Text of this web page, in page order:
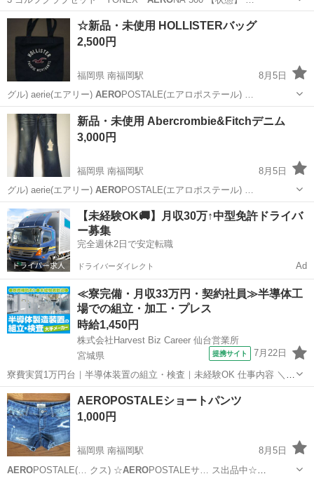
大阪 枚方市 ゴルフ YONEX
☆新品・未使用 HOLLISTERバッグ
2,500円
福岡県 南福岡駅
8月5日
グル) aerie(エアリー) AEROPOSTALE(エアロポステール) …
福岡 春日市 南福岡駅 バッグ
新品・未使用 Abercrombie&Fitchデニム
3,000円
福岡県 南福岡駅
8月5日
グル) aerie(エアリー) AEROPOSTALE(エアロポステール) …
福岡 春日市 南福岡駅 ジーンズ/デニム GILLY
【未経験OK🚚】月収30万↑中型免許ドライバ
ー募集
完全週休2日で安定転職
ドライバーダイレクト Ad
≪寮完備・月収33万円・契約社員≫半導体工
場での組立・加工・プレス
時給1,450円
株式会社Harvest Biz Career 仙台営業所
宮城県
提携サイト 7月22日
寮費実質1万円台｜半導体装置の組立・検査｜未経験OK 仕事内容 ＼半
導体製造装置の組立・検査スタッフ／ 大手メーカー工場内で、半導体
をつくるための装置を組み立てる仕事です。 タブレットや図面を確認
しながら、ドライバ...
宮城 その他
AEROPOSTALEショートパンツ
1,000円
福岡県 南福岡駅
8月5日
AERO
POSTALE(… クス) ☆AEROPOSTALEサ… ス出品中☆